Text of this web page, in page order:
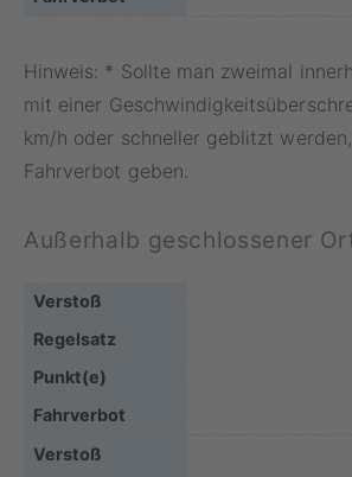
Hinweis: * Sollte man zweimal
mit einer
km/h oder schneller geblitzt
Fahrverbot geben.
Außerhalb geschlossener